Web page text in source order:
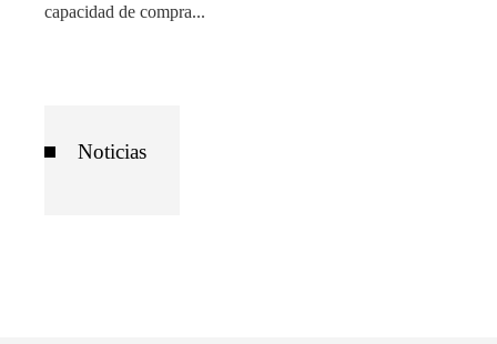
capacidad de compra...
Noticias